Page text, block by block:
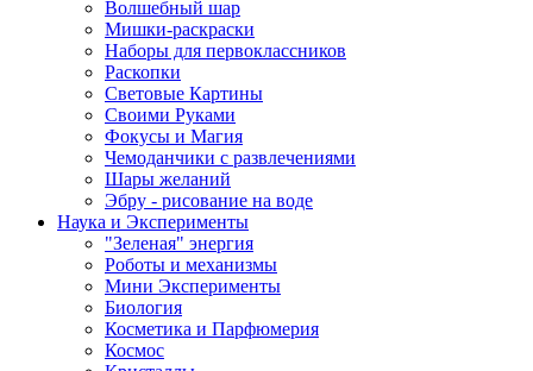
Волшебный шар
Мишки-раскраски
Наборы для первоклассников
Раскопки
Световые Картины
Своими Руками
Фокусы и Магия
Чемоданчики с развлечениями
Шары желаний
Эбру - рисование на воде
Наука и Эксперименты
"Зеленая" энергия
Роботы и механизмы
Мини Эксперименты
Биология
Косметика и Парфюмерия
Космос